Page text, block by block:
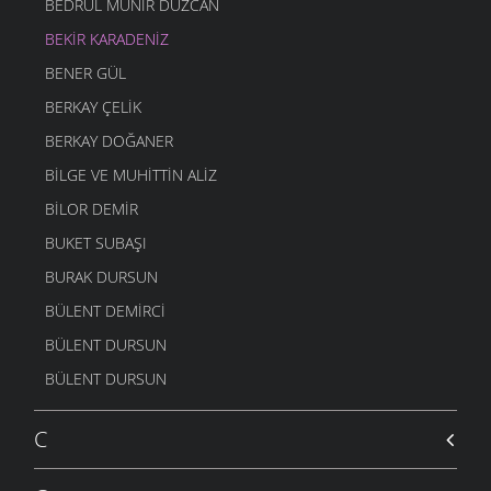
BEDRUL MÜNIR DÜZCAN
BEKIR KARADENIZ
BENER GÜL
BERKAY ÇELIK
BERKAY DOĞANER
BILGE VE MUHITTIN ALIZ
BILOR DEMIR
BUKET SUBAŞI
BURAK DURSUN
BÜLENT DEMIRCI
BÜLENT DURSUN
BÜLENT DURSUN
C